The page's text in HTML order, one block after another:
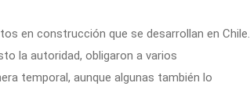
en construcción que se desarrollan en Chile.
la autoridad, obligaron a varios
temporal, aunque algunas también lo